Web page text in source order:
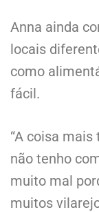
Anna ainda
locais
como
fácil.
“A coisa
não tenho
muito mal
muitos